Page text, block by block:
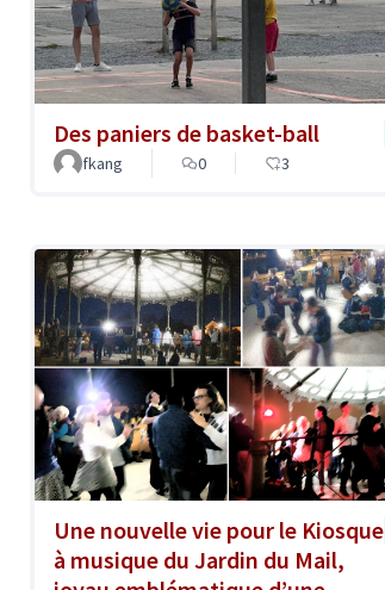
Des paniers de basket-ball
fkang
0 3
Une nouvelle vie pour le Kiosque
à musique du Jardin du Mail,